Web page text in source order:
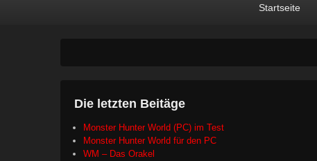
Startseite
Die letzten Beitäge
Monster Hunter World (PC) im Test
Monster Hunter World für den PC
WM – Das Orakel